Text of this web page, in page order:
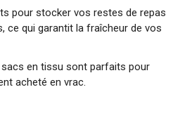
pour stocker vos restes de repas
ce qui garantit la fraîcheur de vos
sacs en tissu sont parfaits pour
acheté en vrac.